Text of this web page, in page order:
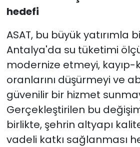
hedefi
ASAT, bu büyük yatırımla
Antalya'da su tüketimi
modernize etmeyi,
oranlarını düşürmeyi ve
güvenilir bir hizmet
Gerçekleştirilen bu
birlikte, şehrin altyapı
vadeli katkı sağlanması